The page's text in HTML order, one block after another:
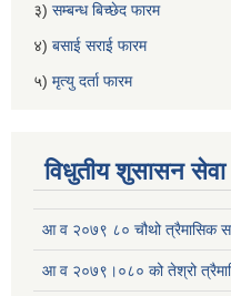
३) सम्बन्ध बिच्छेद फारम
४) बसाई सराई फारम
५) मृत्यु दर्ता फारम
विधुतीय शुसासन सेवा
आ व २०७९ ८० चौथो त्रैमासिक
आ व २०७९।०८० को तेश्रो